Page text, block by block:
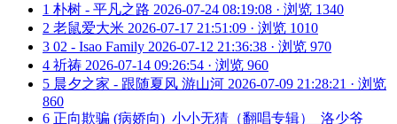
1 朴树 - 平凡之路 2026-07-24 08:19:08 · 浏览 1340
2 老鼠爱大米 2026-07-17 21:51:09 · 浏览 1010
3 02 - Isao Family 2026-07-12 21:36:38 · 浏览 970
4 祈祷 2026-07-14 09:26:54 · 浏览 960
5 晨夕之家 - 跟随夏风 游山河 2026-07-09 21:28:21 · 浏览
860
6 正向欺骗 (病娇向)_小小无猜（翻唱专辑）_洛少爷